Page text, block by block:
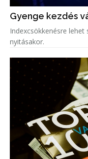
Gyenge kezdés
Indexcsökkenésre
nyitásakor.